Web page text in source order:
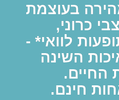
בעוצמת
כרוני,
לוואי* -
השינה
החיים.
חינם.